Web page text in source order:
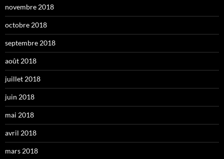
novembre 2018
octobre 2018
septembre 2018
août 2018
juillet 2018
juin 2018
mai 2018
avril 2018
mars 2018